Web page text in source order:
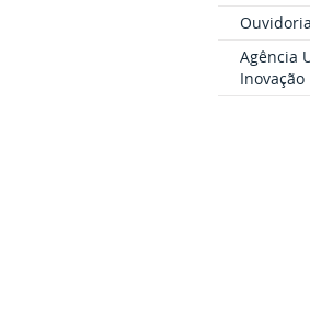
Ouvidoria
Agência
Inovação